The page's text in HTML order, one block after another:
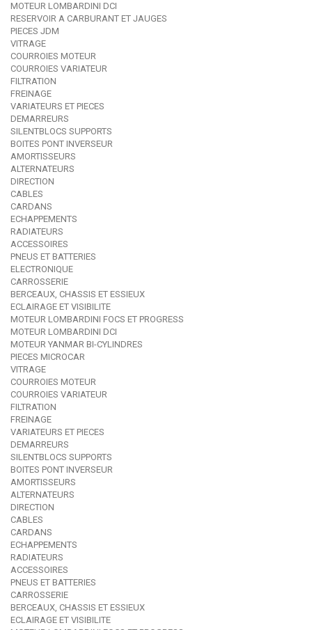
MOTEUR LOMBARDINI DCI
RESERVOIR A CARBURANT ET JAUGES
PIECES JDM
VITRAGE
COURROIES MOTEUR
COURROIES VARIATEUR
FILTRATION
FREINAGE
VARIATEURS ET PIECES
DEMARREURS
SILENTBLOCS SUPPORTS
BOITES PONT INVERSEUR
AMORTISSEURS
ALTERNATEURS
DIRECTION
CABLES
CARDANS
ECHAPPEMENTS
RADIATEURS
ACCESSOIRES
PNEUS ET BATTERIES
ELECTRONIQUE
CARROSSERIE
BERCEAUX, CHASSIS ET ESSIEUX
ECLAIRAGE ET VISIBILITE
MOTEUR LOMBARDINI FOCS ET PROGRESS
MOTEUR LOMBARDINI DCI
MOTEUR YANMAR BI-CYLINDRES
PIECES MICROCAR
VITRAGE
COURROIES MOTEUR
COURROIES VARIATEUR
FILTRATION
FREINAGE
VARIATEURS ET PIECES
DEMARREURS
SILENTBLOCS SUPPORTS
BOITES PONT INVERSEUR
AMORTISSEURS
ALTERNATEURS
DIRECTION
CABLES
CARDANS
ECHAPPEMENTS
RADIATEURS
ACCESSOIRES
PNEUS ET BATTERIES
CARROSSERIE
BERCEAUX, CHASSIS ET ESSIEUX
ECLAIRAGE ET VISIBILITE